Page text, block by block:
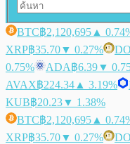
BTC฿2,120,695 ▲
XRP฿35.70▼ 0.27%
0.75%
ADA฿6.39▼
AVAX฿224.34 ▲ 3.19%
KUB฿20.23▼ 1.38%
BTC฿2,120,695 ▲
XRP฿35.70▼ 0.27%